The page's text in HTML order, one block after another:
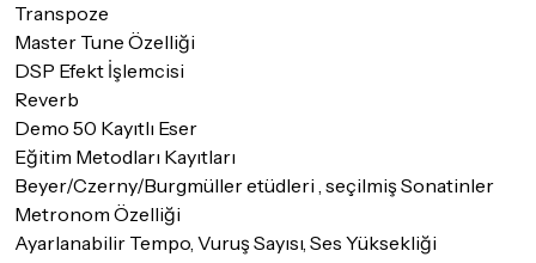
Transpoze
Master Tune Özelliği
DSP Efekt İşlemcisi
Reverb
Demo 50 Kayıtlı Eser
Eğitim Metodları Kayıtları
Beyer/Czerny/Burgmüller etüdleri , seçilmiş Sonatinler
Metronom Özelliği
Ayarlanabilir Tempo, Vuruş Sayısı, Ses Yüksekliği